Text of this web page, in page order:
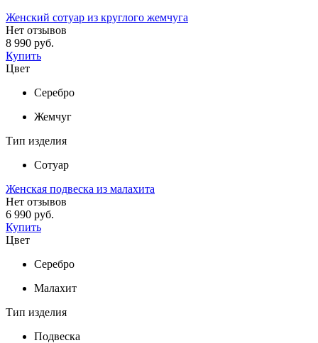
Женский сотуар из круглого жемчуга
Нет отзывов
8 990 руб.
Купить
Цвет
Серебро
Жемчуг
Тип изделия
Сотуар
Женская подвеска из малахита
Нет отзывов
6 990 руб.
Купить
Цвет
Серебро
Малахит
Тип изделия
Подвеска